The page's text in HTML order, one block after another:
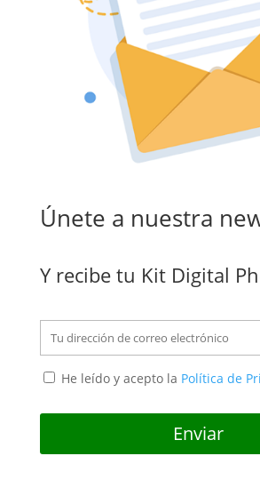
Únete a nuestra
Y recibe tu Kit Digital
He leído y acepto la Política de